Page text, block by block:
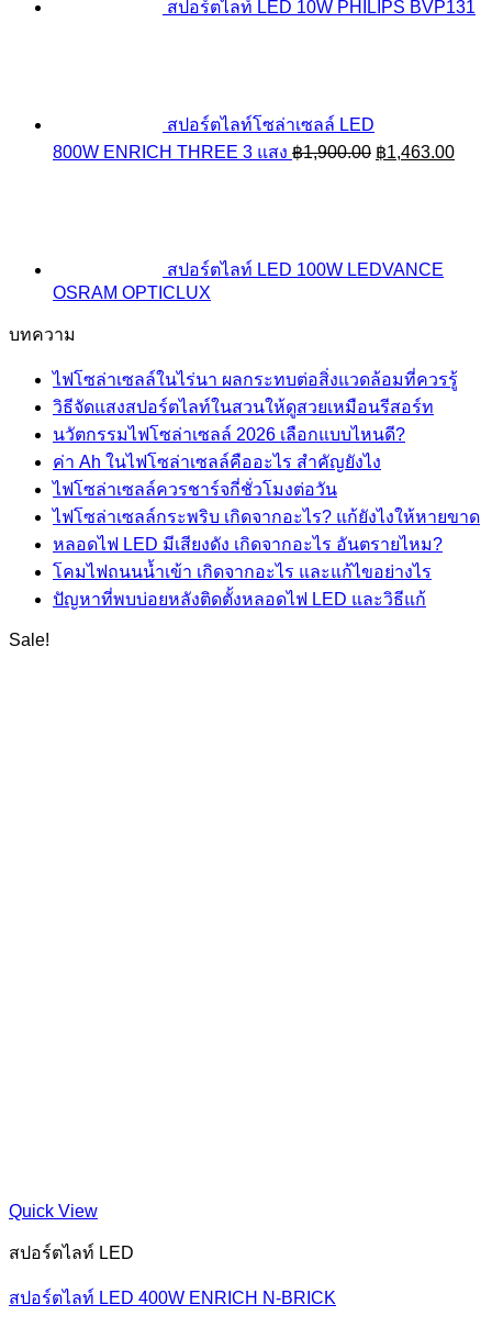
สปอร์ตไลท์ LED 10W PHILIPS BVP131
สปอร์ตไลท์โซล่าเซลล์ LED
800W ENRICH THREE 3 แสง ฿1,900.00 Original
price
฿1,463.00
price
สปอร์ตไลท์ LED 100W LEDVANCE
OSRAM OPTICLUX
บทความ
ไฟโซล่าเซลล์ในไร่นา ผลกระทบต่อสิ่งแวดล้อมที่ควรรู้
วิธีจัดแสงสปอร์ตไลท์ในสวนให้ดูสวยเหมือนรีสอร์ท
นวัตกรรมไฟโซล่าเซลล์ 2026 เลือกแบบไหนดี?
ค่า Ah ในไฟโซล่าเซลล์คืออะไร สำคัญยังไง
ไฟโซล่าเซลล์ควรชาร์จกี่ชั่วโมงต่อวัน
ไฟโซล่าเซลล์กระพริบ เกิดจากอะไร? แก้ยังไงให้หายขาด
หลอดไฟ LED มีเสียงดัง เกิดจากอะไร อันตรายไหม?
โคมไฟถนนน้ำเข้า เกิดจากอะไร และแก้ไขอย่างไร
ปัญหาที่พบบ่อยหลังติดตั้งหลอดไฟ LED และวิธีแก้
Sale!
Quick View
สปอร์ตไลท์ LED
สปอร์ตไลท์ LED 400W ENRICH N-BRICK